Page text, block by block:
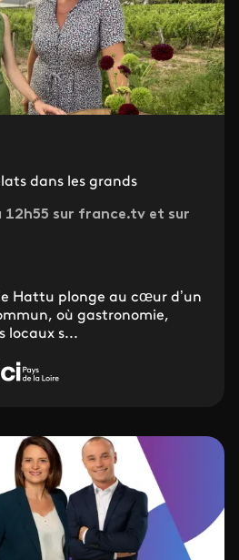
dans les grands
12h55 sur france.tv et sur
Hattu plonge au cœur d’un
où gastronomie,
locaux s...